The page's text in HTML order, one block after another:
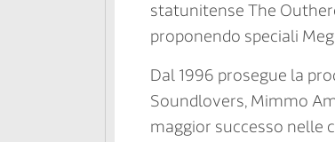
statunitense The
proponendo speciali
Dal 1996 prosegue la
Soundlovers, Mimmo
maggior successo nelle